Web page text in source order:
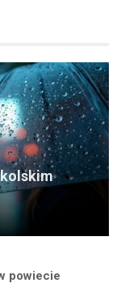
powiecie